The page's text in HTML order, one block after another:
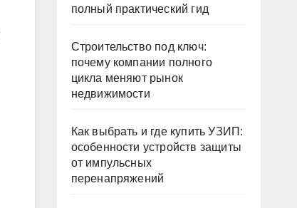
полный практический гид
Строительство под ключ:
почему компании полного
цикла меняют рынок
недвижимости
Как выбрать и где купить УЗИП:
особенности устройств защиты
от импульсных
перенапряжений